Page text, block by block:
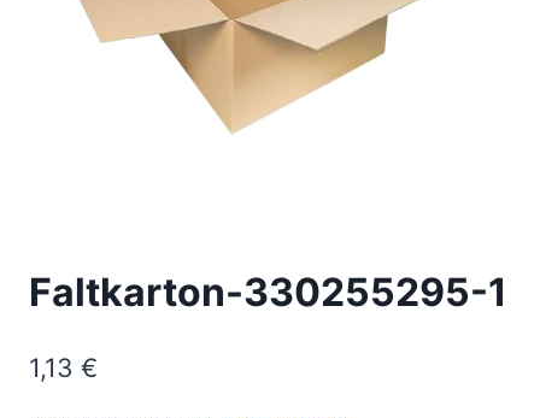
Faltkarton-330255295-1
1,13 €